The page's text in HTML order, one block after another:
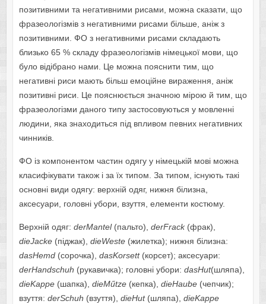
позитивними та негативними рисами, можна сказати, що
фразеологізмів з негативними рисами більше, аніж з
позитивними. ФО з негативними рисами складають
близько 65 % складу фразеологізмів німецької мови, що
було відібрано нами. Це можна пояснити тим, що
негативні риси мають більш емоційне вираження, аніж
позитивні риси. Це пояснюється значною мірою й тим, що
фразеологізми даного типу застосовуються у мовленні
людини, яка знаходиться під впливом певних негативних
чинників.
ФО із компонентом частин одягу у німецькій мові можна
класифікувати також і за їх типом. За типом, існують такі
основні види одягу: верхній одяг, нижня білизна,
аксесуари, головні убори, взуття, елементи костюму.
Верхній одяг: derMantel(пальто), derFrack(фрак),
dieJacke(піджак), dieWeste(жилетка); нижня білизна:
dasHemd(сорочка), dasKorsett(корсет); аксесуари:
derHandschuh (рукавичка); головні убори: dasHut(шляпа),
dieKappe(шапка), dieMűtze(кепка), dieHaube(чепчик);
взуття: derSchuh (взуття), dieHut(шляпа), dieKappe